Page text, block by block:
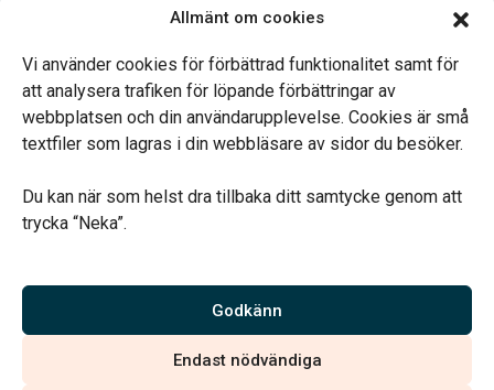
Allmänt om cookies
Vi använder cookies för förbättrad funktionalitet samt för
att analysera trafiken för löpande förbättringar av
webbplatsen och din användarupplevelse. Cookies är små
textfiler som lagras i din webbläsare av sidor du besöker.
Du kan när som helst dra tillbaka ditt samtycke genom att
trycka “Neka”.
Godkänn
Endast nödvändiga
Våra samarbetspartners
familjejuridiken – genom hela livet.